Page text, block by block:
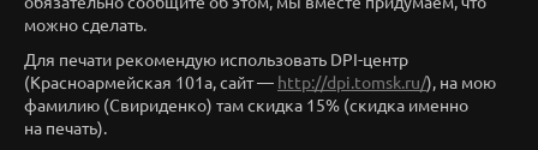
можно сделать.
Для печати рекомендую использовать DPI-центр
(Красноармейская 101а, сайт — http://dpi.tomsk.ru/), на мою
фамилию (Свириденко) там скидка 15% (скидка именно
на печать).